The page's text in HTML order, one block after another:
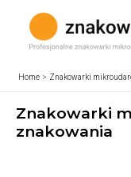
content
Home Znakowarki
Znakowarki
znakowania